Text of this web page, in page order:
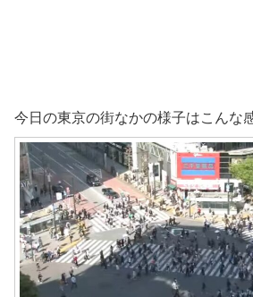
今日の東京の街なかの様子はこんな